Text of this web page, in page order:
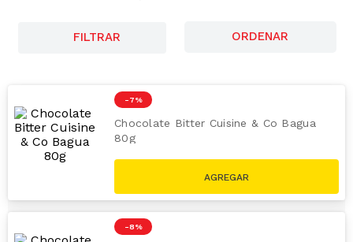
FILTRAR
-7 %
Chocolate Bitter Cuisine & Co Bagua
80g
S/
-8 %